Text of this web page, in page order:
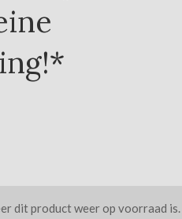
dit product weer op voorraad is.